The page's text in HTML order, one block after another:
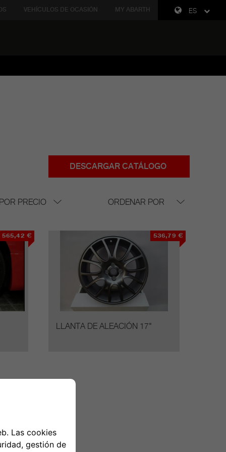
ES
VEHÍCULOS DE OCASIÓN MY ABARTH
DESCARGAR CATÁLOGO
PRECIO ORDENAR POR
565,42 € 536,79 €
LLANTA DE ALEACIÓN 17"